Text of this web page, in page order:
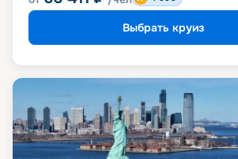
Выбрать круиз